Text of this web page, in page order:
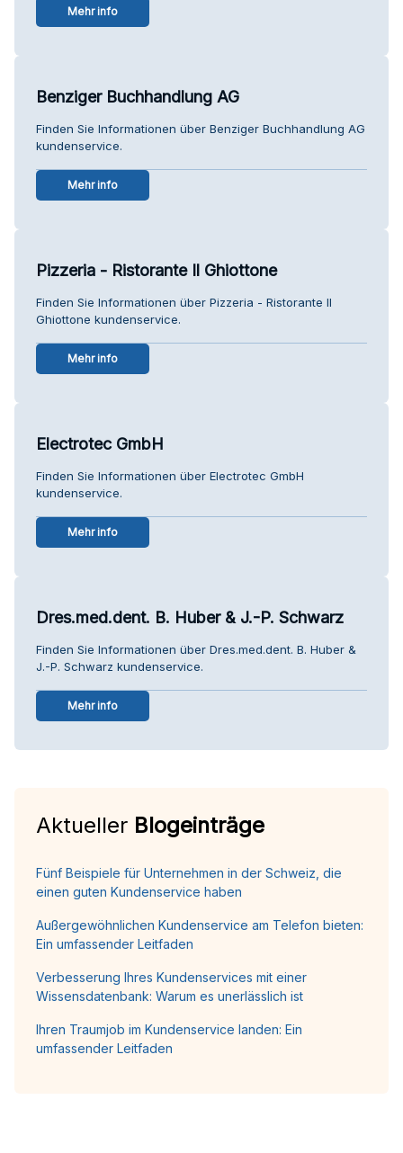
Mehr info
Benziger Buchhandlung AG
Finden Sie Informationen über Benziger Buchhandlung AG
kundenservice.
Mehr info
Pizzeria - Ristorante Il Ghiottone
Finden Sie Informationen über Pizzeria - Ristorante Il
Ghiottone kundenservice.
Mehr info
Electrotec GmbH
Finden Sie Informationen über Electrotec GmbH
kundenservice.
Mehr info
Dres.med.dent. B. Huber & J.-P. Schwarz
Finden Sie Informationen über Dres.med.dent. B. Huber &
J.-P. Schwarz kundenservice.
Mehr info
Aktueller Blogeinträge
Fünf Beispiele für Unternehmen in der Schweiz, die
einen guten Kundenservice haben
Außergewöhnlichen Kundenservice am Telefon bieten:
Ein umfassender Leitfaden
Verbesserung Ihres Kundenservices mit einer
Wissensdatenbank: Warum es unerlässlich ist
Ihren Traumjob im Kundenservice landen: Ein
umfassender Leitfaden